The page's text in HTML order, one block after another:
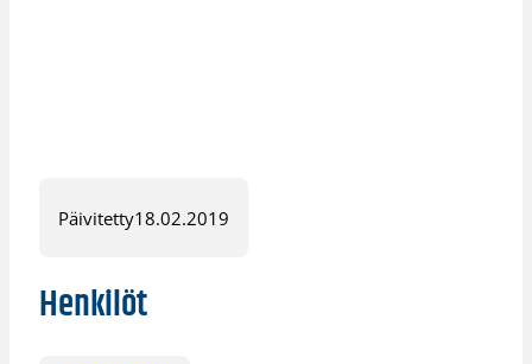
Päivitetty18.02.2019
Henkilöt